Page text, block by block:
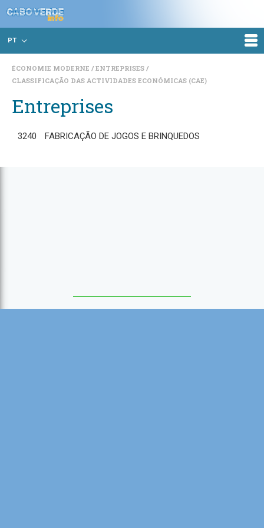
PT
ÉCONOMIE MODERNE
ENTREPRISES
CLASSIFICAÇÃO DAS ACTIVIDADES ECONÓMICAS (CAE)
Entreprises
3240 FABRICAÇÃO DE JOGOS E BRINQUEDOS